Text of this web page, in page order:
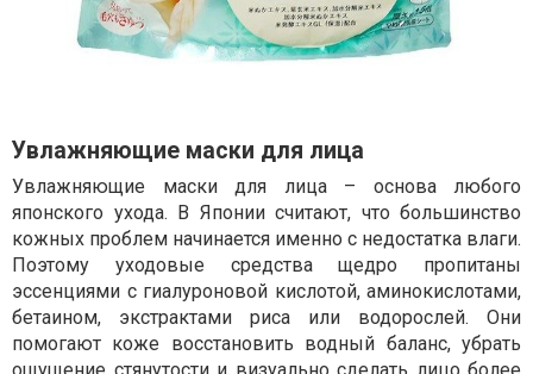
Увлажняющие маски для лица
Увлажняющие маски для лица – основа любого
японского ухода. В Японии считают, что большинство
кожных проблем начинается именно с недостатка влаги.
Поэтому уходовые средства щедро пропитаны
эссенциями с гиалуроновой кислотой, аминокислотами,
бетаином, экстрактами риса или водорослей. Они
помогают коже восстановить водный баланс, убрать